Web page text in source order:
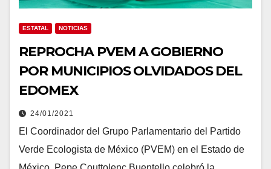
ESTATAL NOTICIAS
REPROCHA PVEM A GOBIERNO
POR MUNICIPIOS OLVIDADOS DEL
EDOMEX
24/01/2021
El Coordinador del Grupo Parlamentario del Partido
Verde Ecologista de México (PVEM) en el Estado de